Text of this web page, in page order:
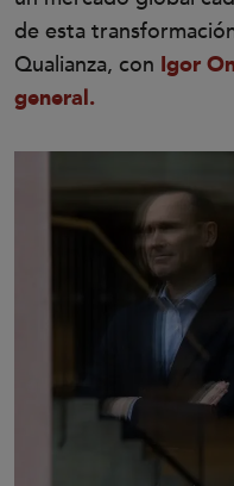
de esta
Qualianza, con Igor
general.